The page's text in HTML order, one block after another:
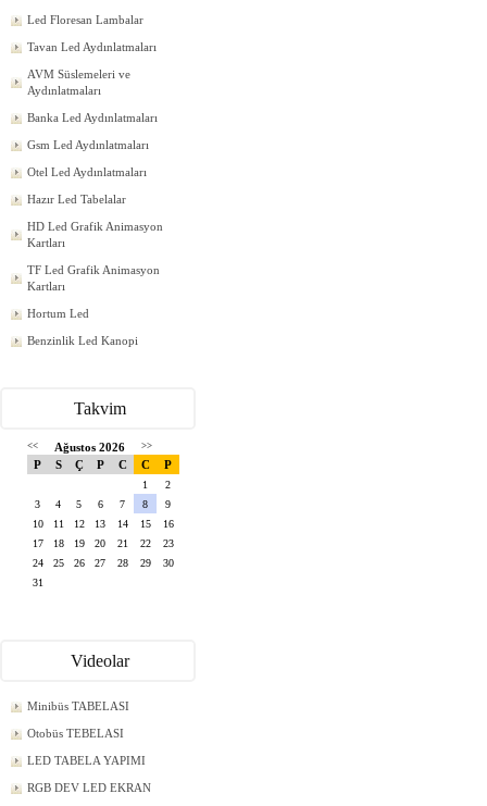
Led Floresan Lambalar
Tavan Led Aydınlatmaları
AVM Süslemeleri ve
Aydınlatmaları
Banka Led Aydınlatmaları
Gsm Led Aydınlatmaları
Otel Led Aydınlatmaları
Hazır Led Tabelalar
HD Led Grafik Animasyon
Kartları
TF Led Grafik Animasyon
Kartları
Hortum Led
Benzinlik Led Kanopi
Takvim
<< Ağustos 2026 >>
P S Ç P C C P
1
2
3
4 5 6 7 8
9
10
11 12 13 14 15
16
17
18 19 20 21 22
23
24
25 26 27 28 29
30
31
Videolar
Minibüs TABELASI
Otobüs TEBELASI
LED TABELA YAPIMI
RGB DEV LED EKRAN